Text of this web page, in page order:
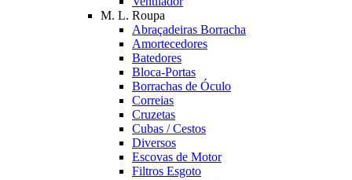
M. L. Roupa
Abraçadeiras Borracha
Amortecedores
Batedores
Bloca-Portas
Borrachas de Óculo
Correias
Cruzetas
Cubas / Cestos
Diversos
Escovas de Motor
Filtros Esgoto